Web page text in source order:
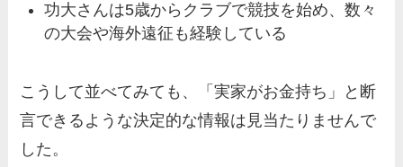
功大さんは5歳からクラブで競技を始め、数々
の大会や海外遠征も経験している
こうして並べてみても、「実家がお金持ち」と断
言できるような決定的な情報は見当たりませんで
した。